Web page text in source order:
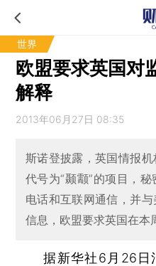
世界
欧盟要求英国对
解释
2013年06月27日 08:35
斯诺登披露，英国情报
代号为“颞颥”的项目，
电话和互联网通信，并
信息，欧盟要求英国在本
据新华社6月26日